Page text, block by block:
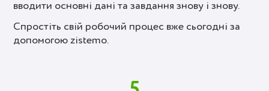
вводити основні дані та завдання знову і знову.
Спростіть свій робочий процес вже сьогодні за
допомогою zistemo.